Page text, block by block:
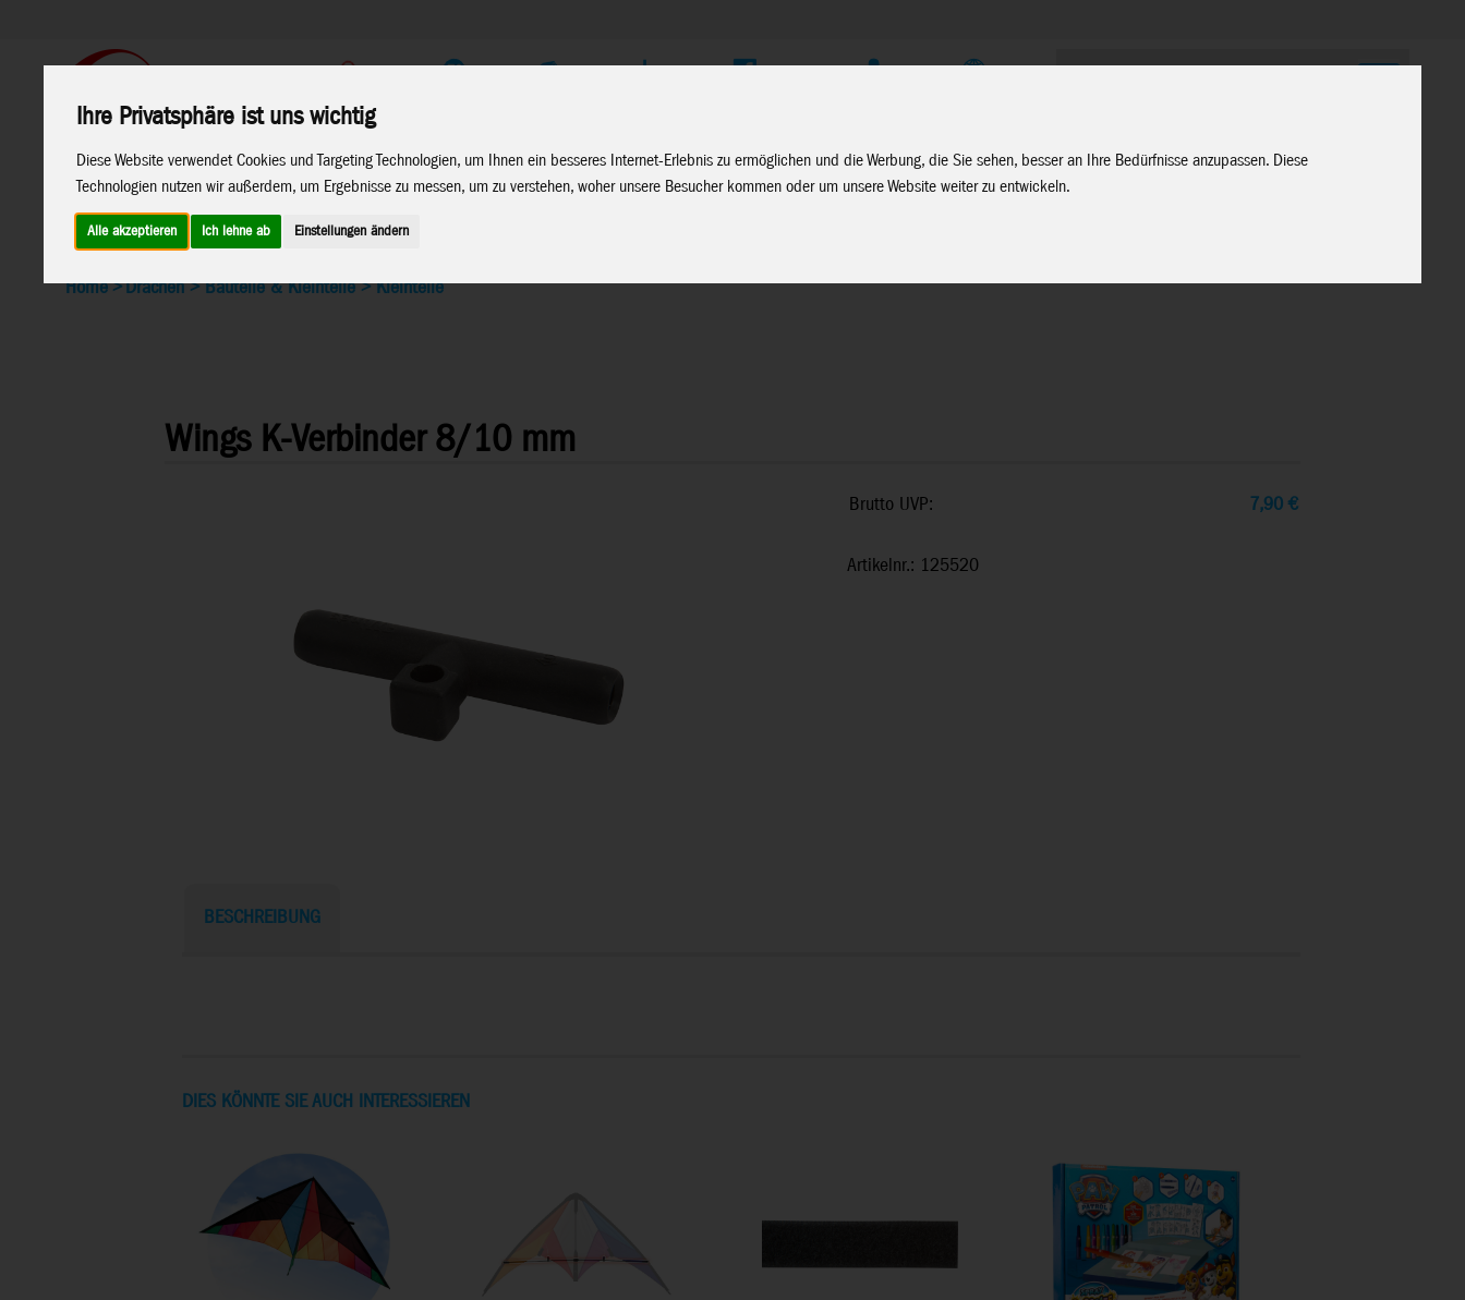
Ihre Privatsphäre ist uns wichtig
Diese Website verwendet Cookies und Targeting Technologien, um Ihnen ein besseres Internet-Erlebnis zu ermöglichen und die Werbung, die Sie sehen, besser an Ihre Bedürfnisse anzupassen. Diese
Technologien nutzen wir außerdem, um Ergebnisse zu messen, um zu verstehen, woher unsere Besucher kommen oder um unsere Website weiter zu entwickeln.
Alle akzeptieren Ich lehne ab Einstellungen ändern
Endkunden Shop
Home Marken
Home>Drachen>Bauteile & Kleinteile>Kleinteile
Wings K-Verbinder 8/10 mm
Brutto UVP: 7,90€
Artikelnr.: 125520
BESCHREIBUNG
DIES KÖNNTE SIE AUCH INTERESSIEREN